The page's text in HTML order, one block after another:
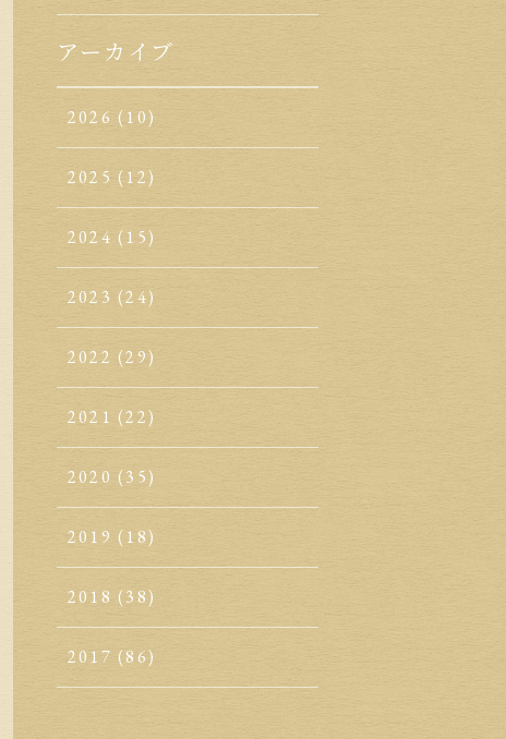
アーカイブ
2026 (10)
2025 (12)
2024 (15)
2023 (24)
2022 (29)
2021 (22)
2020 (35)
2019 (18)
2018 (38)
2017 (86)